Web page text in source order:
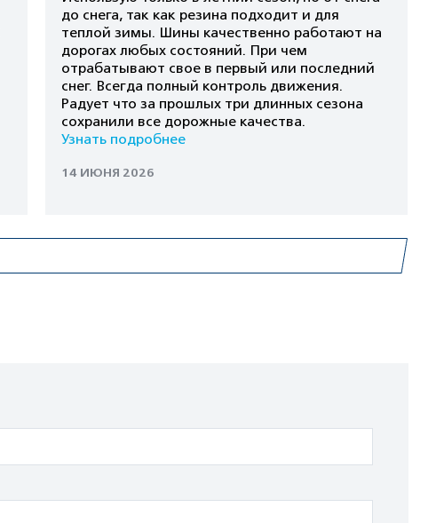
до снега, так как резина подходит и для
теплой зимы. Шины качественно работают на
дорогах любых состояний. При чем
отрабатывают свое в первый или последний
снег. Всегда полный контроль движения.
Радует что за прошлых три длинных сезона
сохранили все дорожные качества.
Узнать подробнее
14 ИЮНЯ 2026